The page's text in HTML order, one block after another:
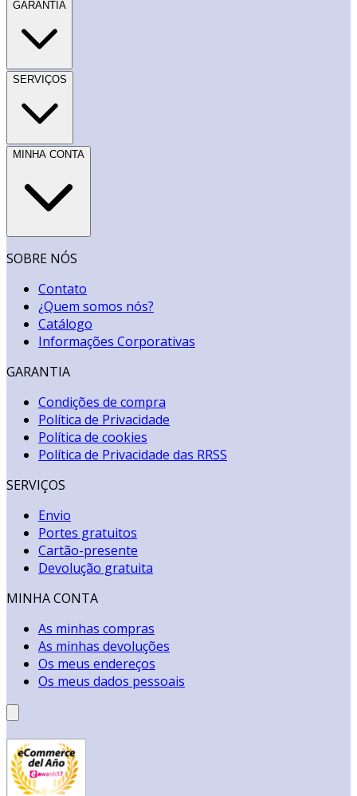
GARANTIA
SERVIÇOS
MINHA CONTA
SOBRE NÓS
Contato
¿Quem somos nós?
Catálogo
Informações Corporativas
GARANTIA
Condições de compra
Política de Privacidade
Política de cookies
Política de Privacidade das RRSS
SERVIÇOS
Envio
Portes gratuitos
Cartão-presente
Devolução gratuita
MINHA CONTA
As minhas compras
As minhas devoluções
Os meus endereços
Os meus dados pessoais